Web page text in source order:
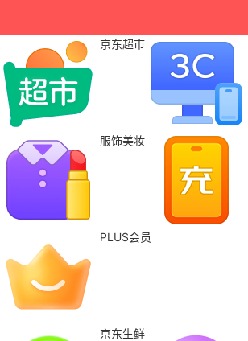
京东超市
服饰美妆
PLUS会员
京东生鲜